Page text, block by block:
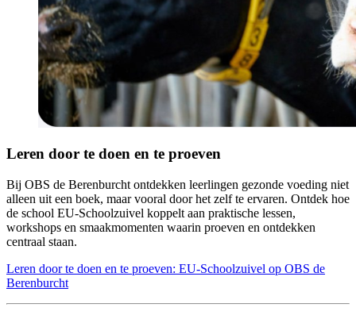
Leren door te doen en te proeven
Bij OBS de Berenburcht ontdekken leerlingen gezonde voeding niet
alleen uit een boek, maar vooral door het zelf te ervaren. Ontdek hoe
de school EU-Schoolzuivel koppelt aan praktische lessen,
workshops en smaakmomenten waarin proeven en ontdekken
centraal staan.
Leren door te doen en te proeven: EU-Schoolzuivel op OBS de
Berenburcht